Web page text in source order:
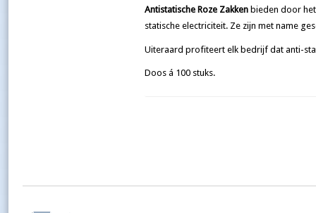
Antistatische Roze Zakkenbieden door het
statische electriciteit. Ze zijn met name
Uiteraard profiteert elk bedrijf dat anti-
Doos á 100 stuks.